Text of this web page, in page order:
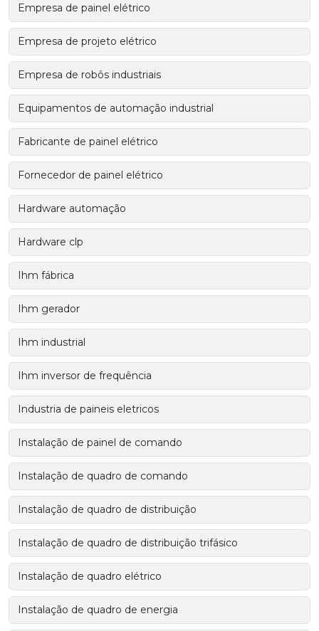
Empresa de painel elétrico
Empresa de projeto elétrico
Empresa de robôs industriais
Equipamentos de automação industrial
Fabricante de painel elétrico
Fornecedor de painel elétrico
Hardware automação
Hardware clp
Ihm fábrica
Ihm gerador
Ihm industrial
Ihm inversor de frequência
Industria de paineis eletricos
Instalação de painel de comando
Instalação de quadro de comando
Instalação de quadro de distribuição
Instalação de quadro de distribuição trifásico
Instalação de quadro elétrico
Instalação de quadro de energia